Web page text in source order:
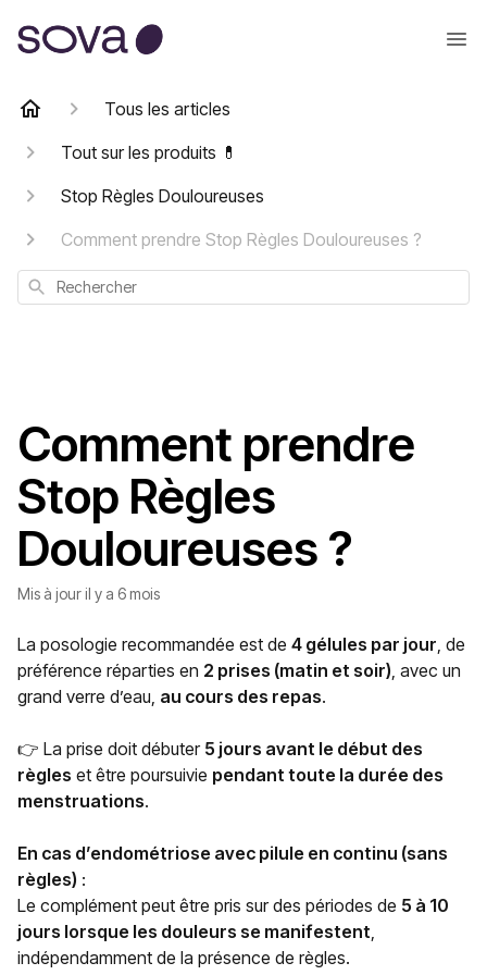
Tous les articles
Tout sur les produits 💊
Stop Règles Douloureuses
Comment prendre Stop Règles Douloureuses ?
Rechercher
Comment prendre
Stop Règles
Douloureuses ?
Mis à jouril y a 6 mois
La posologie recommandée est de 4 gélules par jour, de
préférence réparties en 2 prises (matin et soir), avec un
grand verre d’eau, au cours des repas.
👉 La prise doit débuter 5 jours avant le début des
règles et être poursuivie pendant toute la durée des
menstruations.
En cas d’endométriose avec pilule en continu (sans
règles) :
Le complément peut être pris sur des périodes de 5 à 10
jours lorsque les douleurs se manifestent,
indépendamment de la présence de règles.